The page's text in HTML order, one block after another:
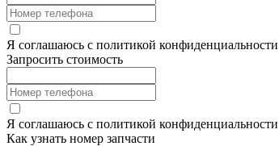
Я соглашаюсь с политикой конфиденциальности
Запросить стоимость
Я соглашаюсь с политикой конфиденциальности
Как узнать номер запчасти